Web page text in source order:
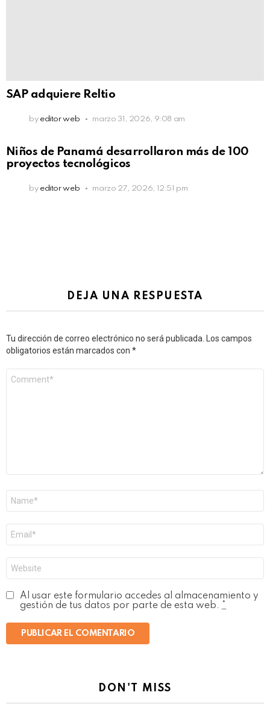
SAP adquiere Reltio
by editor web marzo 31, 2026, 9:08 am
Niños de Panamá desarrollaron más de 100
proyectos tecnológicos
by editor web marzo 27, 2026, 12:51 pm
DEJA UNA RESPUESTA
Tu dirección de correo electrónico no será publicada. Los campos
obligatorios están marcados con *
electrónico
*
Al usar este formulario accedes al almacenamiento y
gestión de tus datos por parte de esta web. *
DON'T MISS